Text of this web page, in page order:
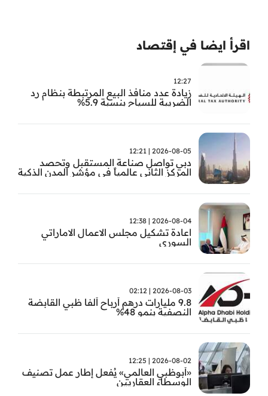
اقرأ ايضا في إقتصاد
12:27
زيادة عدد منافذ البيع المرتبطة بنظام رد
الضريبة للسياح بنسبة 5.9%
2026-08-05 | 12:21
دبي تواصل صناعة المستقبل وتحصد
المركز الثاني عالمياً في مؤشر المدن الذكية
2026-08-04 | 12:38
اعادة تشكيل مجلس الاعمال الاماراتي
السوري
2026-08-03 | 02:12
9.8 مليارات درهم أرباح ألفا ظبي القابضة
النصفية بنمو 48%
2026-08-02 | 12:25
«أبوظبي العالمي» يُفعل إطار عمل تصنيف
الوسطاء العقاريين